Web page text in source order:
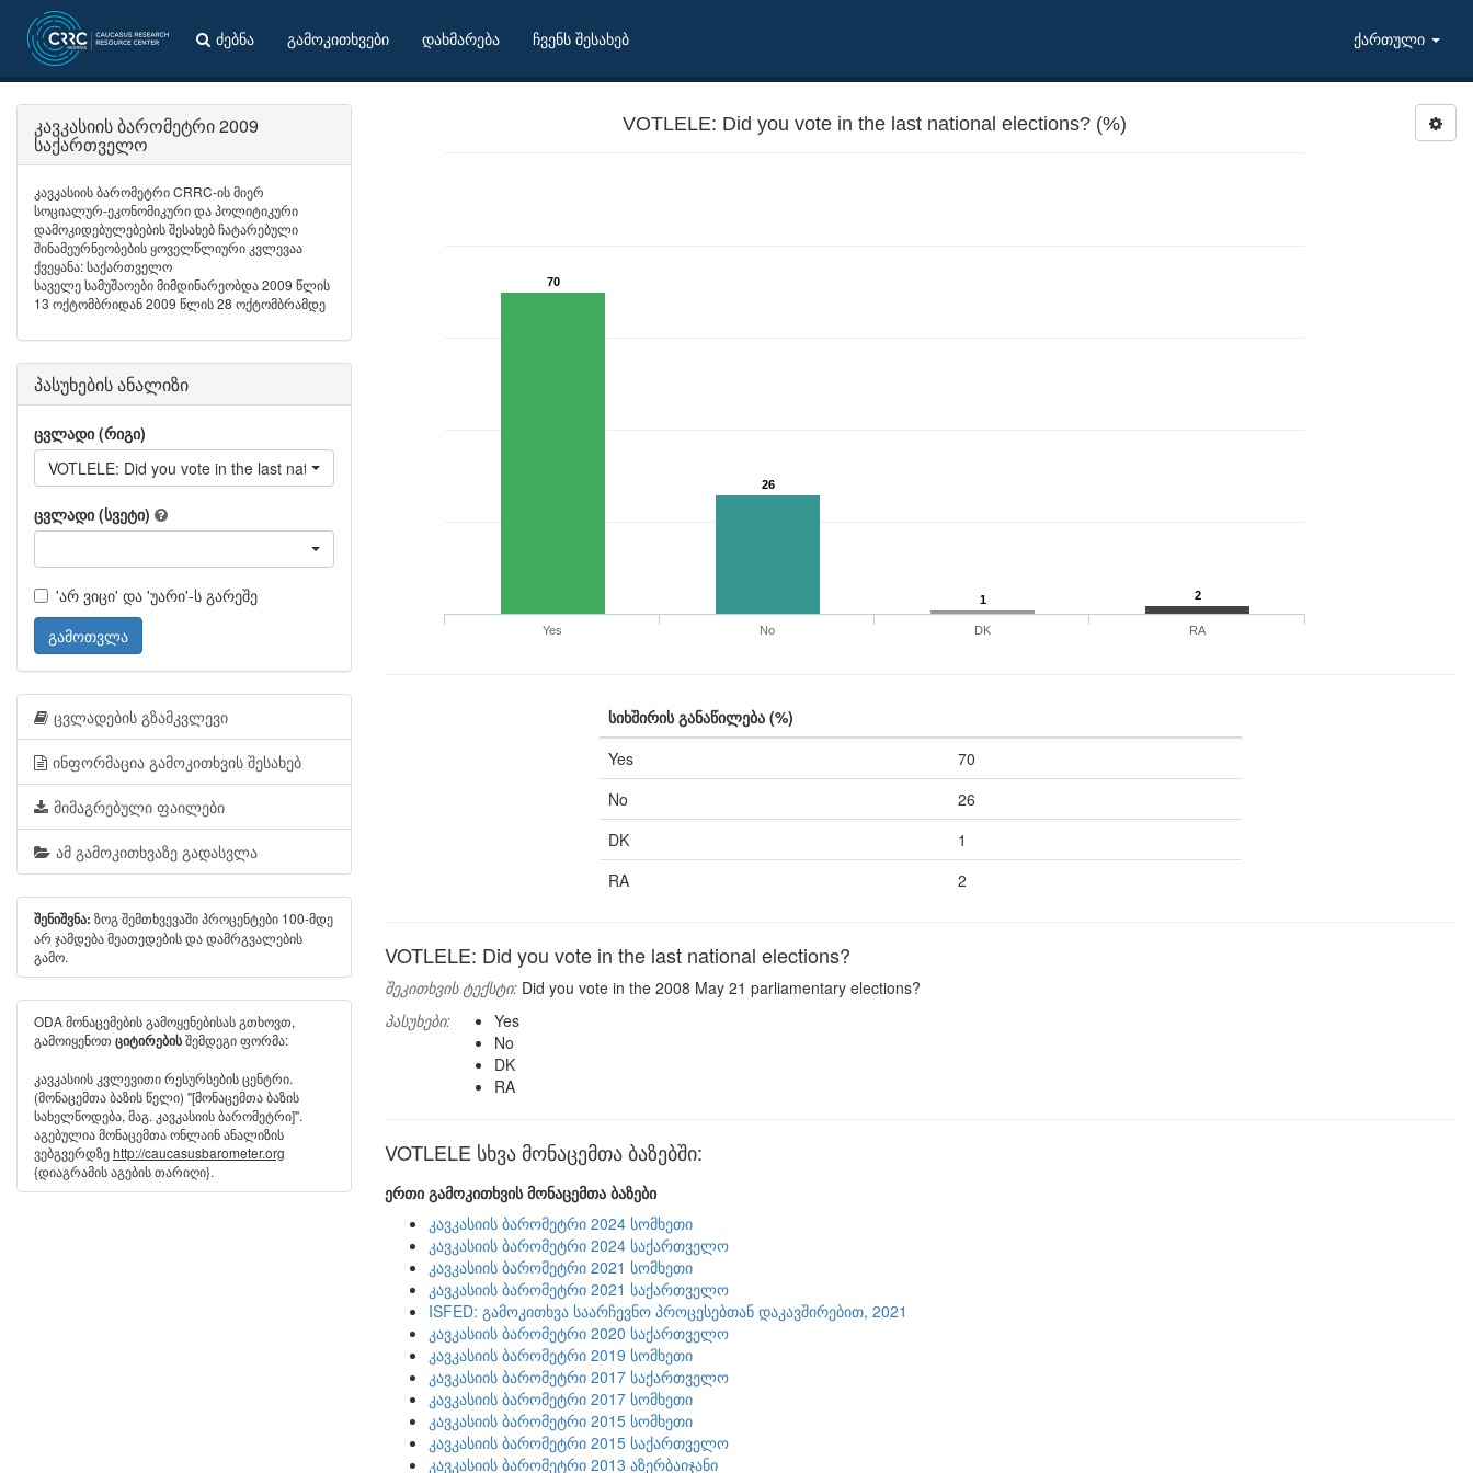
ძებნა გამოკითხვები დახმარება ჩვენს შესახებ ქართული
VOTLELE: Did you vote in the last national elections? (%)
70
26
1 2
Yes No DK RA
სიხშირის განაწილება (%)
Yes
70
No
26
DK
1
RA
2
VOTLELE: Did you vote in the last national elections?
შეკითხვის ტექსტი: Did you vote in the 2008 May 21 parliamentary elections?
პასუხები:
Yes
No
DK
RA
VOTLELE სხვა მონაცემთა ბაზებში:
ერთი გამოკითხვის მონაცემთა ბაზები
კავკასიის ბარომეტრი 2024 სომხეთი
კავკასიის ბარომეტრი 2024 საქართველო
კავკასიის ბარომეტრი 2021 სომხეთი
კავკასიის ბარომეტრი 2021 საქართველო
ISFED: გამოკითხვა საარჩევნო პროცესებთან დაკავშირებით, 2021
კავკასიის ბარომეტრი 2020 საქართველო
კავკასიის ბარომეტრი 2019 სომხეთი
კავკასიის ბარომეტრი 2017 საქართველო
კავკასიის ბარომეტრი 2017 სომხეთი
კავკასიის ბარომეტრი 2015 სომხეთი
კავკასიის ბარომეტრი 2015 საქართველო
კავკასიის ბარომეტრი 2013 აზერბაიჯანი
კავკასიის ბარომეტრი 2009
საქართველო
კავკასიის ბარომეტრი CRRC-ის მიერ
სოციალურ-ეკონომიკური და პოლიტიკური
დამოკიდებულებების შესახებ ჩატარებული
შინამეურნეობების ყოველწლიური კვლევაა
ქვეყანა: საქართველო
საველე სამუშაოები მიმდინარეობდა 2009 წლის
13 ოქტომბრიდან 2009 წლის 28 ოქტომბრამდე
პასუხების ანალიზი
ცვლადი (რიგი)
VOTLELE: Did you vote in the last national elections?
ცვლადი (სვეტი)
'არ ვიცი' და 'უარი'-ს გარეშე
გამოთვლა
ცვლადების გზამკვლევი
ინფორმაცია გამოკითხვის შესახებ
მიმაგრებული ფაილები
ამ გამოკითხვაზე გადასვლა
შენიშვნა: ზოგ შემთხვევაში პროცენტები 100-მდე
არ ჯამდება მეათედების და დამრგვალების
გამო.
ODA მონაცემების გამოყენებისას გთხოვთ,
გამოიყენოთ ციტირებისშემდეგი ფორმა:
კავკასიის კვლევითი რესურსების ცენტრი.
(მონაცემთა ბაზის წელი) "[მონაცემთა ბაზის
სახელწოდება, მაგ. კავკასიის ბარომეტრი]".
აგებულია მონაცემთა ონლაინ ანალიზის
ვებგვერდზეhttp://caucasusbarometer.org
{დიაგრამის აგების თარიღი}.